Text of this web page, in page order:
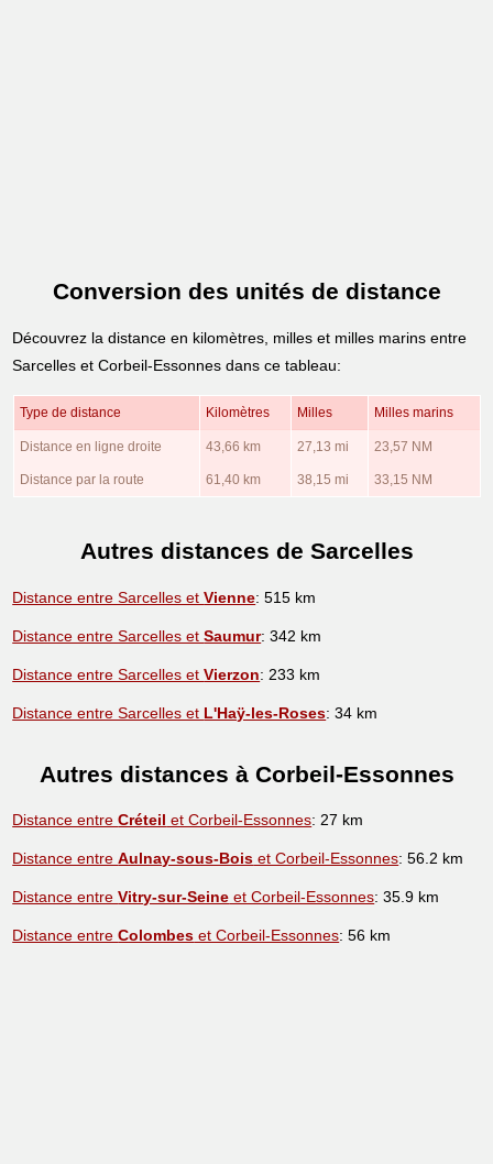
Conversion des unités de distance
Découvrez la distance en kilomètres, milles et milles marins entre
Sarcelles et Corbeil-Essonnes dans ce tableau:
Type de distance Kilomètres Milles Milles marins
Distance en ligne droite 43,66 km 27,13 mi 23,57 NM
Distance par la route 61,40 km 38,15 mi 33,15 NM
Autres distances de Sarcelles
Distance entre Sarcelles etVienne: 515 km
Distance entre Sarcelles etSaumur: 342 km
Distance entre Sarcelles etVierzon: 233 km
Distance entre Sarcelles et L'Haÿ-les-Roses: 34 km
Autres distances à Corbeil-Essonnes
Distance entreCréteil et Corbeil-Essonnes: 27 km
Distance entreAulnay-sous-Bois et Corbeil-Essonnes: 56.2 km
Distance entreVitry-sur-Seine et Corbeil-Essonnes: 35.9 km
Distance entreColombes et Corbeil-Essonnes: 56 km